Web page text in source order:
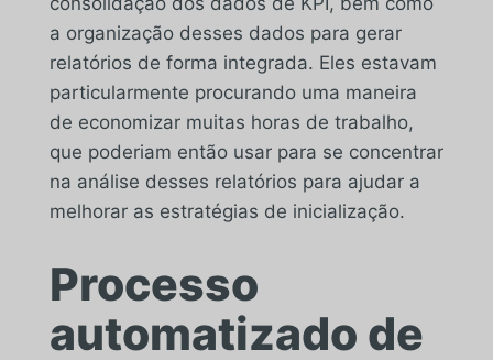
a organização desses dados para gerar
relatórios de forma integrada. Eles estavam
particularmente procurando uma maneira
de economizar muitas horas de trabalho,
que poderiam então usar para se concentrar
na análise desses relatórios para ajudar a
melhorar as estratégias de inicialização.
Processo
automatizado de